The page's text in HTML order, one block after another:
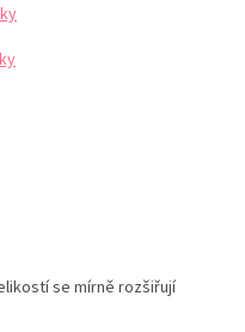
se mírně rozšiřují